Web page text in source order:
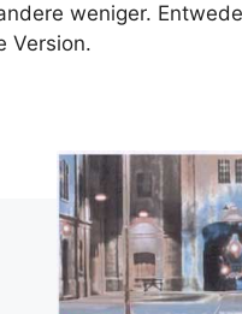
weniger.
Version.